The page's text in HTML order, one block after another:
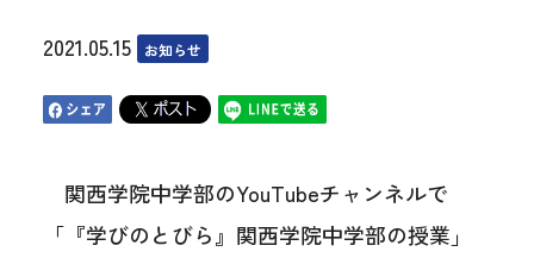
2021.05.15 お知らせ
関西学院中学部のYouTubeチャンネルで
「『学びのとびら』関西学院中学部の授業」